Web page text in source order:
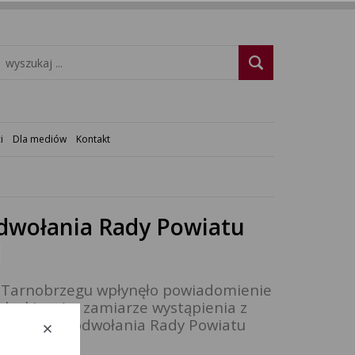
Dla mediów Kontakt
Rady Powiatu
wpłynęło powiadomienie
o zamiarze wystąpienia z
sprawie odwołania Rady Powiatu